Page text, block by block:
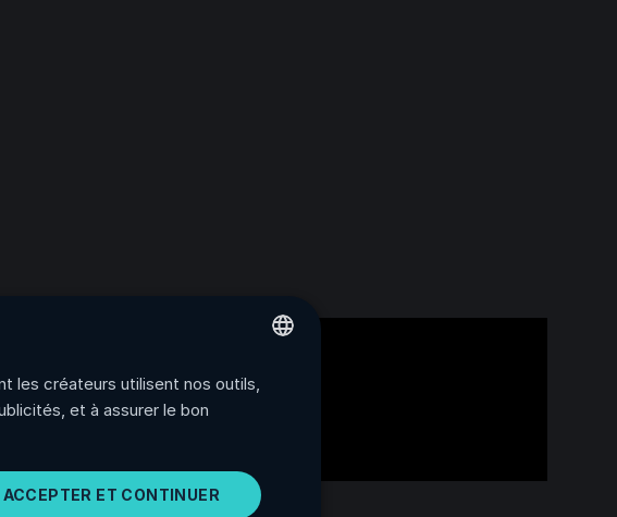
ENGLISH
FRENCH
PORTUGUESE
les créateurs utilisent nos outils,
et à assurer le bon
ET CONTINUER